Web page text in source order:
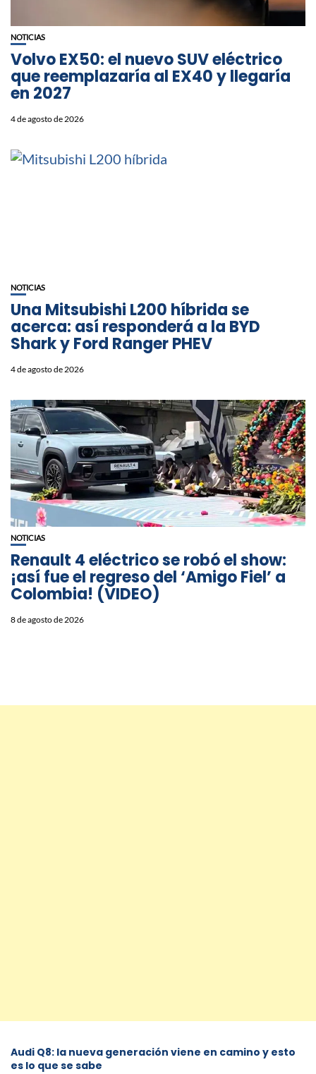
NOTICIAS
Volvo EX50: el nuevo SUV eléctrico
que reemplazaría al EX40 y llegaría
en 2027
4 de agosto de 2026
NOTICIAS
Una Mitsubishi L200 híbrida se
acerca: así responderá a la BYD
Shark y Ford Ranger PHEV
4 de agosto de 2026
NOTICIAS
Renault 4 eléctrico se robó el show:
¡así fue el regreso del ‘Amigo Fiel’ a
Colombia! (VIDEO)
8 de agosto de 2026
Audi Q8: la nueva generación viene en camino y esto
es lo que se sabe